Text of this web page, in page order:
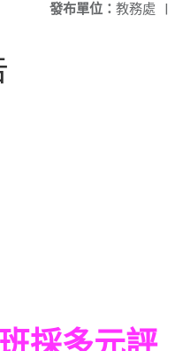
發布單位： 教務處 |